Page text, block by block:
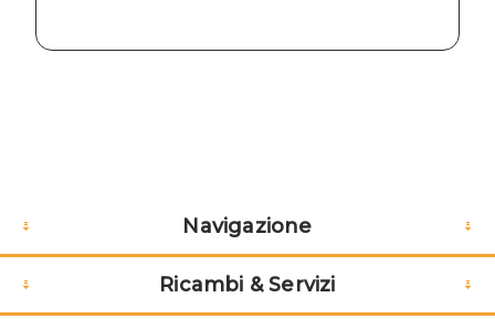
Navigazione
Ricambi & Servizi